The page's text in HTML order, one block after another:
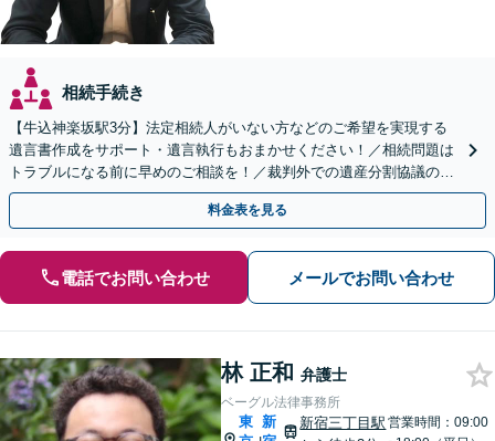
相続手続き
【牛込神楽坂駅3分】法定相続人がいない方などのご希望を実現する
遺言書作成をサポート・遺言執行もおまかせください！／相続問題は
トラブルになる前に早めのご相談を！／裁判外での遺産分割協議の経
験多数【完全個室対応】
料金表を見る
電話でお問い合わせ メールでお問い合わせ
林 正和 弁護士
ベーグル法律事務所
東 新
新宿三丁目駅 営業時間：09:00